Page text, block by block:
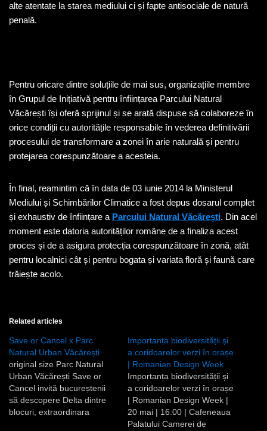
alte atentate la starea mediului ci și fapte antisociale de natură
penală.
Pentru oricare dintre soluțiile de mai sus, organizațiile membre
în Grupul de Inițiativă pentru înființarea Parcului Natural
Văcărești își oferă sprijinul și se arată dispuse să colaboreze în
orice condiții cu autoritățile responsabile în vederea definitivării
procesului de transformare a zonei în arie naturală și pentru
protejarea corespunzătoare a acesteia.
În final, reamintim că în data de 03 iunie 2014 la Ministerul
Mediului și Schimbărilor Climatice a fost depus dosarul complet
și exhaustiv de înființare a Parcului Natural Văcărești. Din acel
moment este datoria autorităților române de a finaliza acest
proces și de a asigura protecția corespunzătoare în zonă, atât
pentru localnici cât și pentru bogata și variata floră și faună care
trăiește acolo.
Related articles
Save or Cancel x Parc
Natural Urban Văcărești
original size Parc Natural
Urban Văcărești Save or
Cancel invită bucureștenii
să descopere Delta dintre
blocuri, extraordinara
Importanța biodiversității și
a coridoarelor verzi în orașe
| Romanian Design Week
Importanța biodiversității și
a coridoarelor verzi în orașe
| Romanian Design Week |
20 mai | 16:00 | Cafeneaua
Palatului Camerei de